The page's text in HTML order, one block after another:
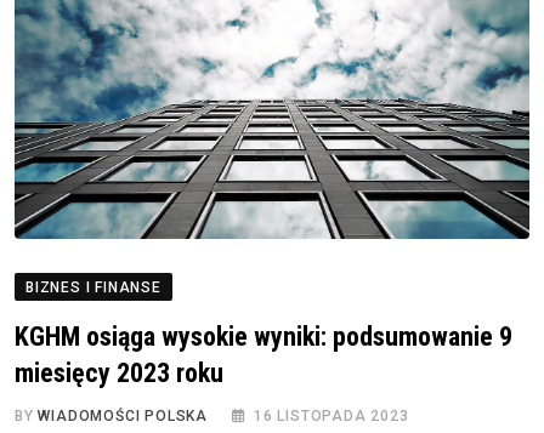
BIZNES I FINANSE
KGHM osiąga wysokie wyniki: podsumowanie 9
miesięcy 2023 roku
BYWIADOMOŚCI POLSKA 16 LISTOPADA 2023